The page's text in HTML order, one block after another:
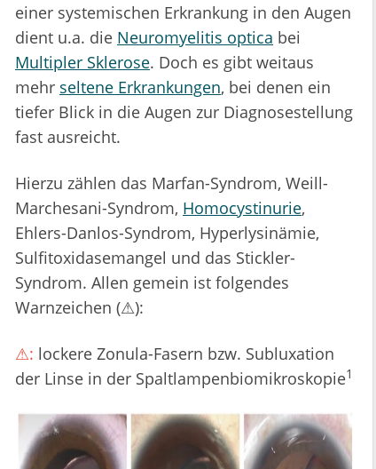
einer systemischen Erkrankung in den Augen
dient u.a. die Neuromyelitis optica bei
Multipler Sklerose. Doch es gibt weitaus
mehr seltene Erkrankungen, bei denen ein
tiefer Blick in die Augen zur Diagnosestellung
fast ausreicht.
Hierzu zählen das Marfan-Syndrom, Weill-
Marchesani-Syndrom, Homocystinurie,
Ehlers-Danlos-Syndrom, Hyperlysinämie,
Sulfitoxidasemangel und das Stickler-
Syndrom. Allen gemein ist folgendes
Warnzeichen (⚠):
⚠: lockere Zonula-Fasern bzw. Subluxation
der Linse in der Spaltlampenbiomikroskopie1